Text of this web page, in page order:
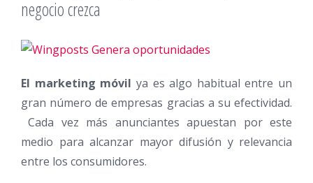
negocio crezca
El marketing móvil ya es algo habitual entre un
gran número de empresas gracias a su efectividad.
Cada vez más anunciantes apuestan por este
medio para alcanzar mayor difusión y relevancia
entre los consumidores.